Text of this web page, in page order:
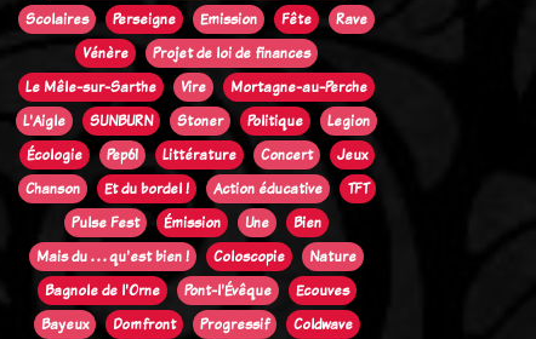
Scolaires
Perseigne Emission Fête
Rave
Vénère
Projet de loi de finances
Le Mêle-sur-Sarthe
Vire
Mortagne-au-Perche
L'Aigle
SUNBURN Stoner Politique
Legion
Écologie
Pep61 Littérature Concert
Jeux
Chanson
Et du bordel ! Action éducative
TFT
Pulse Fest
Émission Une
Bien
Mais du . . . qu'est bien !
Coloscopie
Nature
Bagnole de l'Orne
Pont-l'Évêque
Ecouves
Bayeux
Domfront Progressif
Coldwave